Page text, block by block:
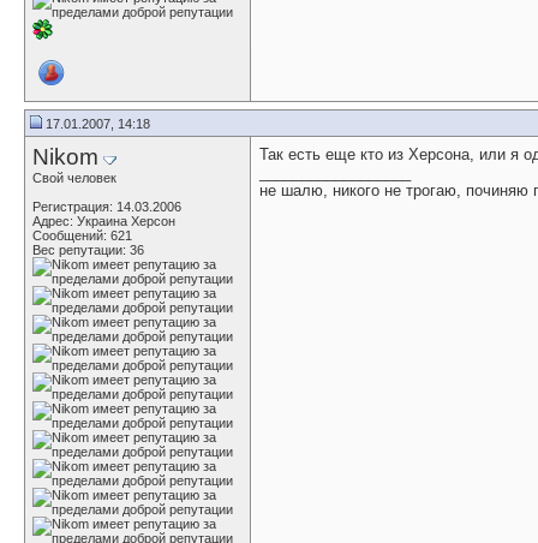
17.01.2007, 14:18
Nikom
Свой человек
Регистрация: 14.03.2006
Адрес: Украина Херсон
Сообщений: 621
Вес репутации: 36
Так есть еще кто из Херсона, или я
не шалю, никого не трогаю, починяю